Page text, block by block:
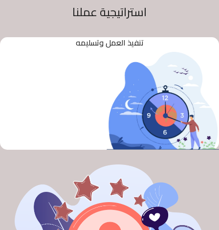
استراتيجية عملنا
تنفيذ العمل وتسليمه